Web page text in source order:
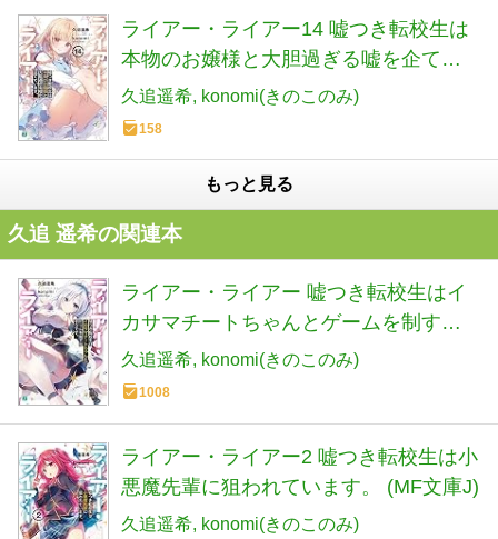
ライアー・ライアー14 嘘つき転校生は
本物のお嬢様と大胆過ぎる嘘を企てて
います。 (MF文庫J)
久追遥希 konomi(きのこのみ)
158
もっと見る
久追 遥希の関連本
ライアー・ライアー 嘘つき転校生はイ
カサマチートちゃんとゲームを制する
そうです。 (MF文庫J)
久追遥希 konomi(きのこのみ)
1008
ライアー・ライアー2 嘘つき転校生は小
悪魔先輩に狙われています。 (MF文庫J)
久追遥希 konomi(きのこのみ)